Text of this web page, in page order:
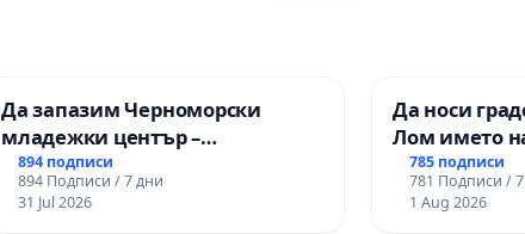
Да запазим Черноморски
младежки център –
пространство за младите на
Варна
894 подписи
894 Подписи / 7 дни
31 Jul 2026
Да носи
Лом името
785 подписи
781 Подписи /
1 Aug 2026